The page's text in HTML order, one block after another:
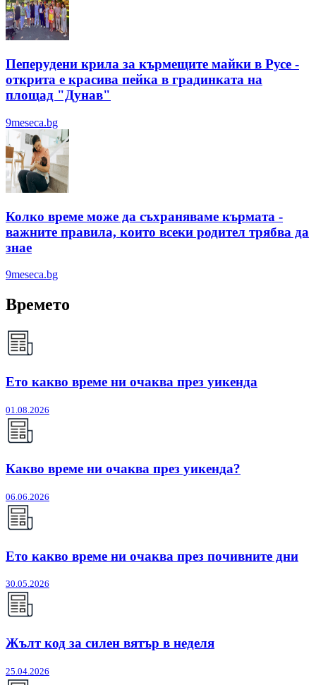
Пеперудени крила за кърмещите майки в Русе -
открита е красива пейка в градинката на
площад "Дунав"
9meseca.bg
Колко време може да съхраняваме кърмата -
важните правила, които всеки родител трябва да
знае
9meseca.bg
Времето
Ето какво време ни очаква през уикенда
01.08.2026
Какво време ни очаква през уикенда?
06.06.2026
Ето какво време ни очаква през почивните дни
30.05.2026
Жълт код за силен вятър в неделя
25.04.2026